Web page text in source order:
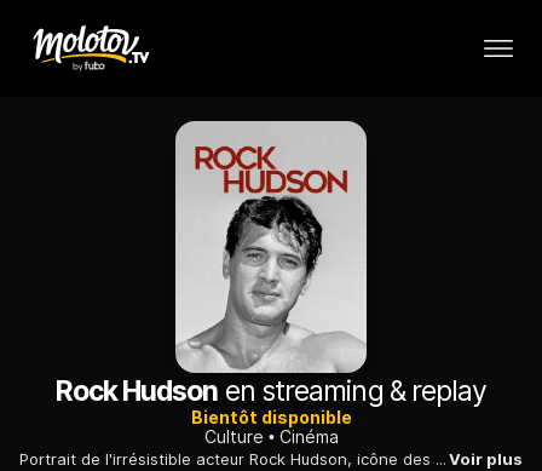
Rock Hudson en streaming & replay
Bientôt disponible
Culture
Cinéma
Portrait de l'irrésistible acteur Rock Hudson, icône des plus grands cinéastes, qui cacha longtemps son homosexualité et fut l'une des premières stars à révéler sa séropositivité.Voir plus